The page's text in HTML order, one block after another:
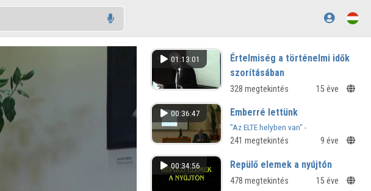
01:13:01
Értelmiség a történelmi idők
szorításában
328 megtekintés 15 éve
00:36:47 Emberré lettünk
"Az ELTE helyben van" -
természettudományok
241 megtekintés 9 éve
00:34:56 Repülő elemek a nyújtón
478 megtekintés 15 éve